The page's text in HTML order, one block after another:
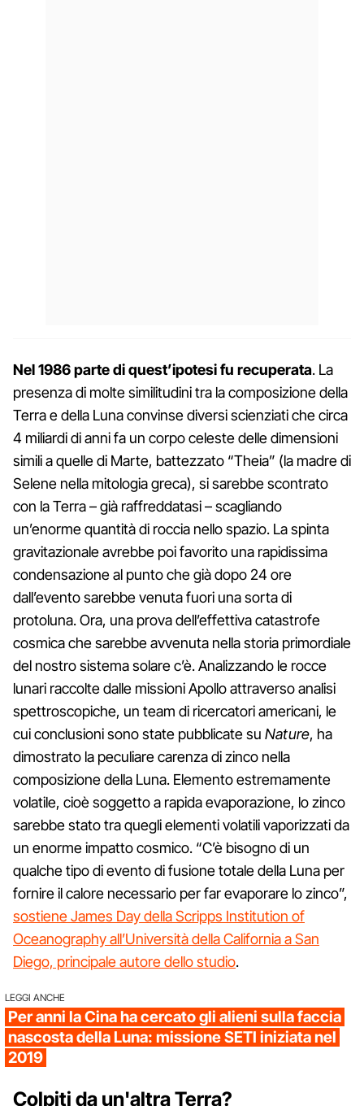
Nel 1986 parte di quest’ipotesi fu recuperata. La
presenza di molte similitudini tra la composizione della
Terra e della Luna convinse diversi scienziati che circa
4 miliardi di anni fa un corpo celeste delle dimensioni
simili a quelle di Marte, battezzato “Theia” (la madre di
Selene nella mitologia greca), si sarebbe scontrato
con la Terra – già raffreddatasi – scagliando
un’enorme quantità di roccia nello spazio. La spinta
gravitazionale avrebbe poi favorito una rapidissima
condensazione al punto che già dopo 24 ore
dall’evento sarebbe venuta fuori una sorta di
protoluna. Ora, una prova dell’effettiva catastrofe
cosmica che sarebbe avvenuta nella storia primordiale
del nostro sistema solare c’è. Analizzando le rocce
lunari raccolte dalle missioni Apollo attraverso analisi
spettroscopiche, un team di ricercatori americani, le
cui conclusioni sono state pubblicate su Nature, ha
dimostrato la peculiare carenza di zinco nella
composizione della Luna. Elemento estremamente
volatile, cioè soggetto a rapida evaporazione, lo zinco
sarebbe stato tra quegli elementi volatili vaporizzati da
un enorme impatto cosmico. “C’è bisogno di un
qualche tipo di evento di fusione totale della Luna per
fornire il calore necessario per far evaporare lo zinco”,
sostiene James Day della Scripps Institution of
Oceanography all’Università della California a San
Diego, principale autore dello studio.
LEGGI ANCHE
Per anni la Cina ha cercato gli alieni sulla faccia
nascosta della Luna: missione SETI iniziata nel
2019
Colpiti da un'altra Terra?